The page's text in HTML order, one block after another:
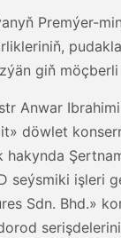
Premýer-
giň
Anwar
döwlet
seýsmiki
Sdn. Bhd.»